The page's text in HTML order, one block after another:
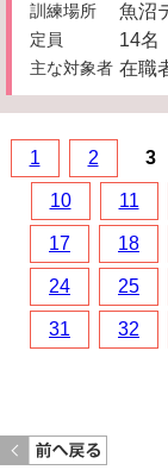
訓練場所 魚沼
定員 14名
主な対象者 在職
1 2 3
10 11
17 18
24 25
31 32